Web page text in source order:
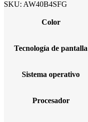
SKU: AW40B4SFG
Color
Tecnología de pantalla
Sistema operativo
Procesador